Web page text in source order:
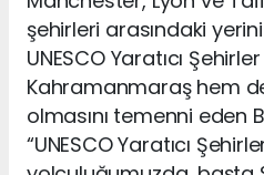
şehirleri arasındaki yerini
UNESCO Yaratıcı
Kahramanmaraş hem
olmasını temenni eden
“UNESCO Yaratıcı